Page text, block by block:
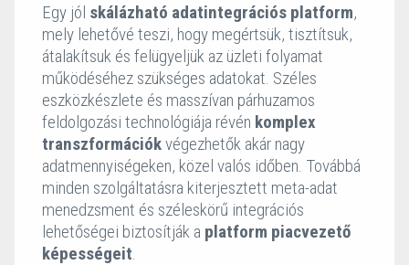
Egy jól skálázható adatintegrációs platform,
mely lehetővé teszi, hogy megértsük, tisztítsuk,
átalakítsuk és felügyeljük az üzleti folyamat
működéséhez szükséges adatokat. Széles
eszközkészlete és masszívan párhuzamos
feldolgozási technológiája révén komplex
transzformációkvégezhetők akár nagy
adatmennyiségeken, közel valós időben. Továbbá
minden szolgáltatásra kiterjesztett meta-adat
menedzsment és széleskörű integrációs
lehetőségei biztosítják a platform piacvezető
képességeit